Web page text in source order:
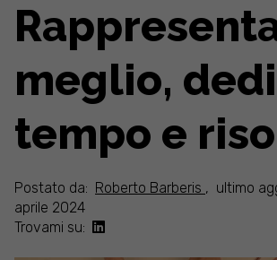
meglio,
tempo e
Postato da: Roberto Barberis , ultimo
aprile 2024
Trovami su: